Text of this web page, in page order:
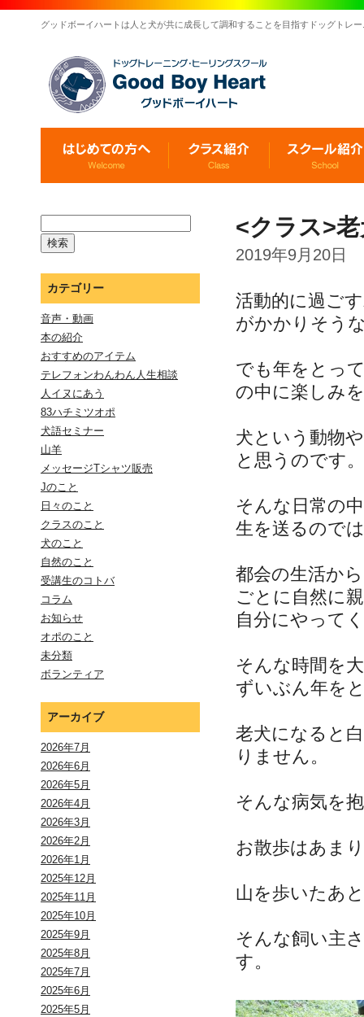
グッドボーイハートは人と犬が共に成長して調和することを目指すドッグトレ
カテゴリー
音声・動画
本の紹介
おすすめのアイテム
テレフォンわんわん人生相談
人イヌにあう
83ハチミツオポ
犬語セミナー
山羊
メッセージTシャツ販売
Jのこと
日々のこと
クラスのこと
犬のこと
自然のこと
受講生のコトバ
コラム
お知らせ
オポのこと
未分類
ボランティア
アーカイブ
2026年7月
2026年6月
2026年5月
2026年4月
2026年3月
2026年2月
2026年1月
2025年12月
2025年11月
2025年10月
2025年9月
2025年8月
2025年7月
2025年6月
2025年5月
<クラス>
2019年9月20日
活動的に過ご
がかかりそう
でも年をとっ
の中に楽しみ
犬という動物
と思うのです。
そんな日常の
生を送るので
都会の生活か
ごとに自然に
自分にやって
そんな時間を
ずいぶん年を
老犬になると
りません。
そんな病気を
お散歩はあま
山を歩いたあ
そんな飼い主
す。